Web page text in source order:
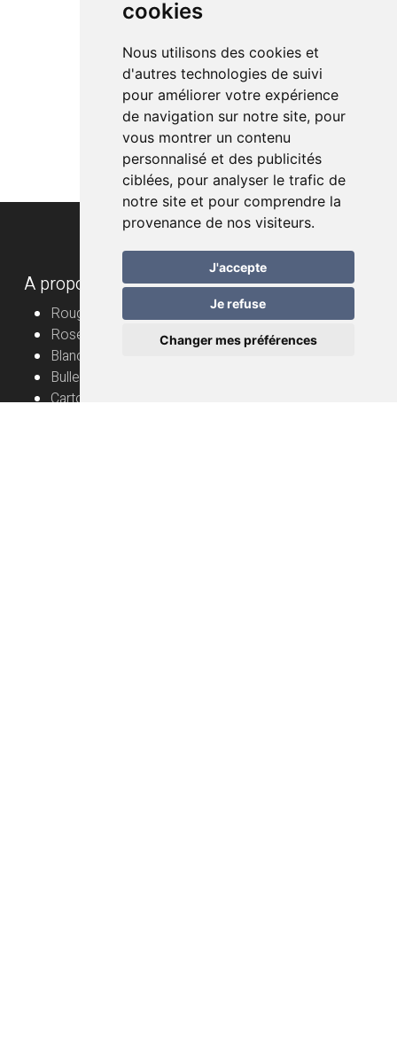
cookies
Nous utilisons des cookies et
d'autres technologies de suivi
pour améliorer votre expérience
de navigation sur notre site, pour
vous montrer un contenu
personnalisé et des publicités
ciblées, pour analyser le trafic de
notre site et pour comprendre la
provenance de nos visiteurs.
J'accepte
Je refuse
Changer mes préférences
A propos
Rouge
Rosé
Blanc
Bulles
Cartons